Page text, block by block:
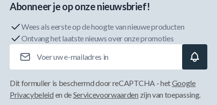
Abonneer je op onze nieuwsbrief!
Wees als eerste op de hoogte van nieuwe producten
Ontvang het laatste nieuws over onze promoties
Dit formulier is beschermd door reCAPTCHA - hetGoogle
Privacybeleid en deServicevoorwaarden zijn van toepassing.